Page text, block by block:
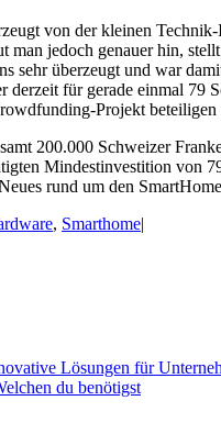
von der kleinen
man jedoch genauer hin,
sehr überzeugt und war
derzeit für gerade einmal
Projekt beteiligen
200.000 Schweizer
Mindestinvestition von
rund um den
, Smarthome|